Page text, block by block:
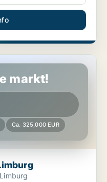
markt!
Ca. 325,000 EUR